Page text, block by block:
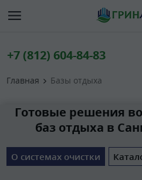
+7 (812) 604-84-83
Главная Базы отдыха
Готовые решения
баз отдыха в
О системах очистки